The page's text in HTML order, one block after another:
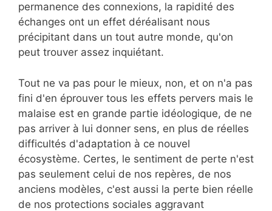
permanence des connexions, la rapidité des
échanges ont un effet déréalisant nous
précipitant dans un tout autre monde, qu'on
peut trouver assez inquiétant.
Tout ne va pas pour le mieux, non, et on n'a pas
fini d'en éprouver tous les effets pervers mais le
malaise est en grande partie idéologique, de ne
pas arriver à lui donner sens, en plus de réelles
difficultés d'adaptation à ce nouvel
écosystème. Certes, le sentiment de perte n'est
pas seulement celui de nos repères, de nos
anciens modèles, c'est aussi la perte bien réelle
de nos protections sociales aggravant